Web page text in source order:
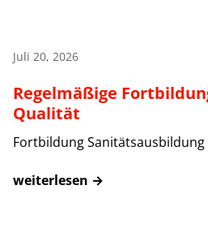
Juli 20, 2026
Regelmäßige
Qualität
Fortbildung Sanitätsausbildung
weiterlesen →